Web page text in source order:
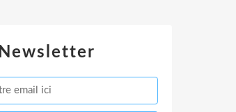
Newsletter